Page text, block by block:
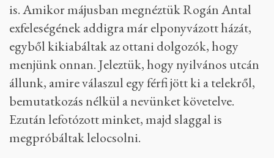
is. Amikor májusban megnéztük Rogán Antal
exfeleségének addigra már elponyvázott házát,
egyből kikiabáltak az ottani dolgozók, hogy
menjünk onnan. Jeleztük, hogy nyilvános utcán
állunk, amire válaszul egy férfi jött ki a telekről,
bemutatkozás nélkül a nevünket követelve.
Ezután lefotózott minket, majd slaggal is
megpróbáltak lelocsolni.